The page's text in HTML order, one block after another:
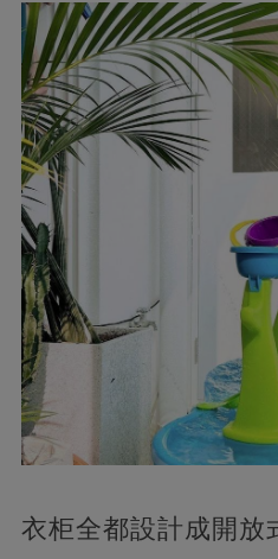
衣柜全都設計成開放